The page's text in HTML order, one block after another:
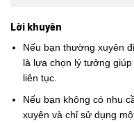
Lời khuyên
Nếu bạn thường xuyên
là lựa chọn lý tưởng
liên tục.
Nếu bạn không có nhu
xuyên và chỉ sử dụng